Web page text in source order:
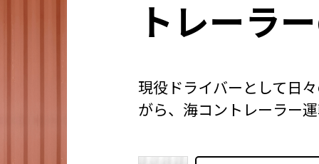
トレーラ
現役ドライバーとして日
がら、海コントレーラー